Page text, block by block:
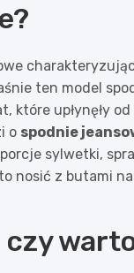
ten model
które upłynęły
o spodnie
sylwetki,
nosić z butami